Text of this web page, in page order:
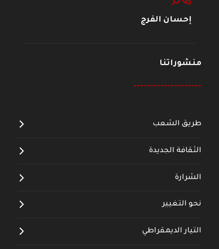
إحسان الفرج
منشوراتنا
--------------------
طريق الشعب
الثقافة الجديدة
الشرارة
نحو التغيير
التيار الديمقراطي